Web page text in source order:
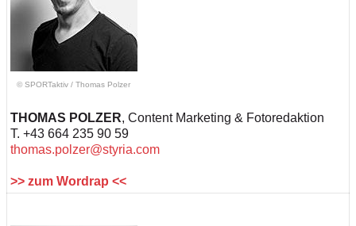
© SPORTaktiv / Thomas Polzer
THOMAS POLZER, Content Marketing & Fotoredaktion
T. +43 664 235 90 59
thomas.polzer@styria.com
>> zum Wordrap <<